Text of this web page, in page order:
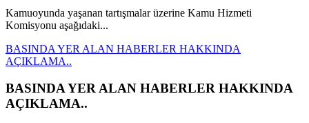
Kamuoyunda yaşanan tartışmalar üzerine Kamu Hizmeti
Komisyonu aşağıdaki...
BASINDA YER ALAN HABERLER HAKKINDA
AÇIKLAMA..
BASINDA YER ALAN HABERLER HAKKINDA
AÇIKLAMA..